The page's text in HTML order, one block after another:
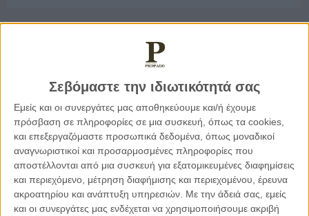
Σεβόμαστε την ιδιωτικότητά σας
Εμείς και οι συνεργάτες μας αποθηκεύουμε και/ή έχουμε
πρόσβαση σε πληροφορίες σε μια συσκευή, όπως τα cookies,
και επεξεργαζόμαστε προσωπικά δεδομένα, όπως μοναδικοί
αναγνωριστικοί και προσαρμοσμένες πληροφορίες που
αποστέλλονται από μια συσκευή για εξατομικευμένες διαφημίσεις
και περιεχόμενο, μέτρηση διαφήμισης και περιεχομένου, έρευνα
ακροατηρίου και ανάπτυξη υπηρεσιών. Με την άδειά σας, εμείς
και οι συνεργάτες μας ενδέχεται να χρησιμοποιήσουμε ακριβή
Κέλλυ Καμπάκη
Κέλλυ Καμπάκη: Η μαμά της Έμμας
γράφει για την “ισόβια καταδίκη
της”
Γιάννης Πανούσης
Οι μόνοι αθώοι